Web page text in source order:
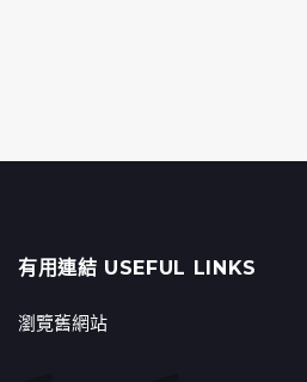
有用連結 USEFUL LINKS
瀏覽舊網站